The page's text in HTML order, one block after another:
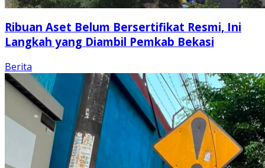
Ribuan Aset Belum Bersertifikat Resmi, Ini
Langkah yang Diambil Pemkab Bekasi
Berita